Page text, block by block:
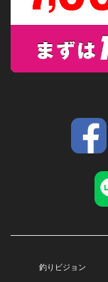
釣りビジョン